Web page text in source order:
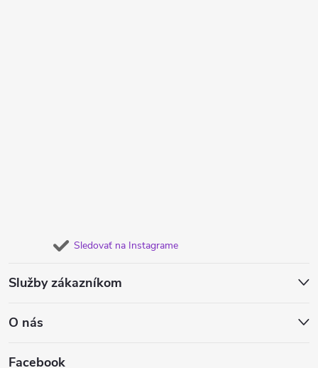
Sledovať na Instagrame
Služby zákazníkom
O nás
Facebook